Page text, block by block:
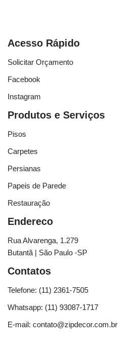
Acesso Rápido
Solicitar Orçamento
Facebook
Instagram
Produtos e Serviços
Pisos
Carpetes
Persianas
Papeis de Parede
Restauração
Endereco
Rua Alvarenga, 1.279
Butantã | São Paulo -SP
Contatos
Telefone: (11) 2361-7505
Whatsapp: (11) 93087-1717
E-mail: contato@zipdecor.com.br